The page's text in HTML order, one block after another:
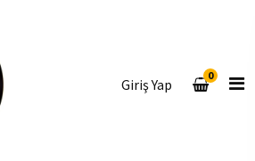
Giriş Yap
0